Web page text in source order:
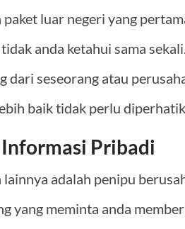
luar negeri yang
anda ketahui sama
dari seseorang atau
baik tidak perlu
Pribadi
adalah penipu
yang meminta anda